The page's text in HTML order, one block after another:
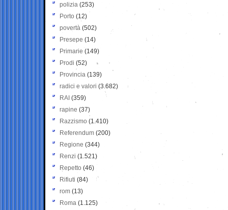
polizia (253)
Porto (12)
povertà (502)
Presepe (14)
Primarie (149)
Prodi (52)
Provincia (139)
radici e valori (3.682)
RAI (359)
rapine (37)
Razzismo (1.410)
Referendum (200)
Regione (344)
Renzi (1.521)
Repetto (46)
Rifiuti (84)
rom (13)
Roma (1.125)